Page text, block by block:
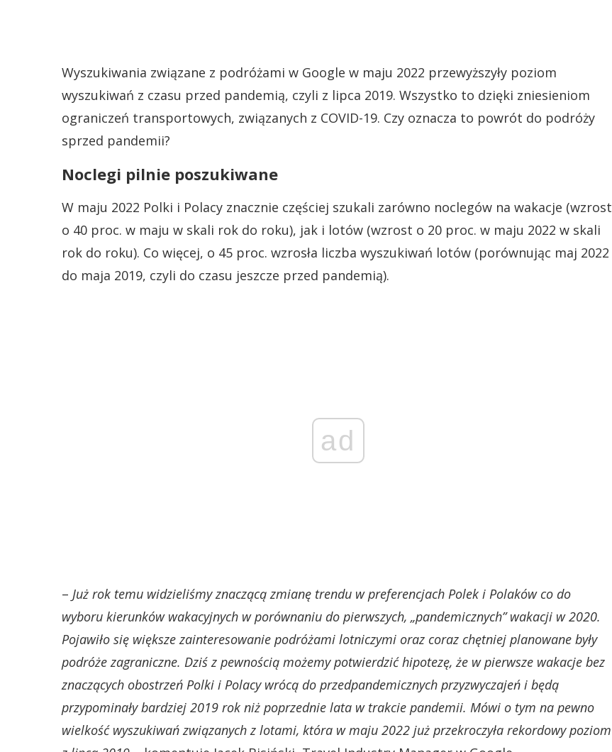
Wyszukiwania związane z podróżami w Google w maju 2022 przewyższyły poziom
wyszukiwań z czasu przed pandemią, czyli z lipca 2019. Wszystko to dzięki zniesieniom
ograniczeń transportowych, związanych z COVID-19. Czy oznacza to powrót do podróży
sprzed pandemii?
Noclegi pilnie poszukiwane
W maju 2022 Polki i Polacy znacznie częściej szukali zarówno noclegów na wakacje (wzrost
o 40 proc. w maju w skali rok do roku), jak i lotów (wzrost o 20 proc. w maju 2022 w skali
rok do roku). Co więcej, o 45 proc. wzrosła liczba wyszukiwań lotów (porównując maj 2022
do maja 2019, czyli do czasu jeszcze przed pandemią).
ad
– Już rok temu widzieliśmy znaczącą zmianę trendu w preferencjach Polek i Polaków co do
wyboru kierunków wakacyjnych w porównaniu do pierwszych, „pandemicznych” wakacji w 2020.
Pojawiło się większe zainteresowanie podróżami lotniczymi oraz coraz chętniej planowane były
podróże zagraniczne. Dziś z pewnością możemy potwierdzić hipotezę, że w pierwsze wakacje bez
znaczących obostrzeń Polki i Polacy wrócą do przedpandemicznych przyzwyczajeń i będą
przypominały bardziej 2019 rok niż poprzednie lata w trakcie pandemii. Mówi o tym na pewno
wielkość wyszukiwań związanych z lotami, która w maju 2022 już przekroczyła rekordowy poziom